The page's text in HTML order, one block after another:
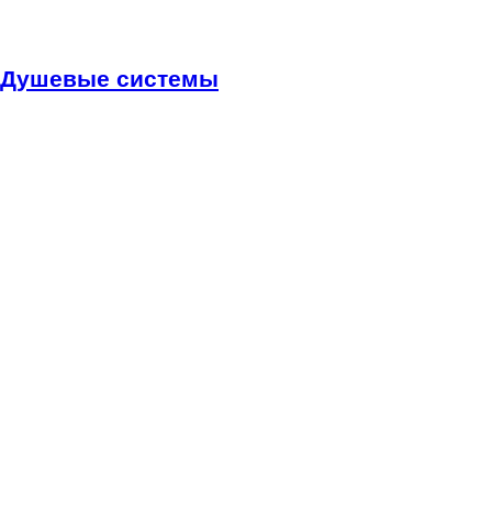
Душевые системы